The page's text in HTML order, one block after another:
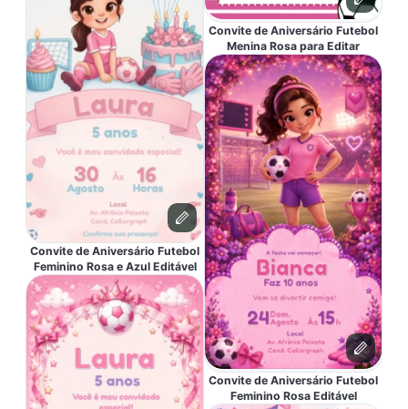
Convite de Aniversário Futebol
Feminino Rosa e Azul Editável
Convite de Aniversário Futebol
Menina Rosa para Editar
Convite de Aniversário Futebol
Feminino Rosa Editável